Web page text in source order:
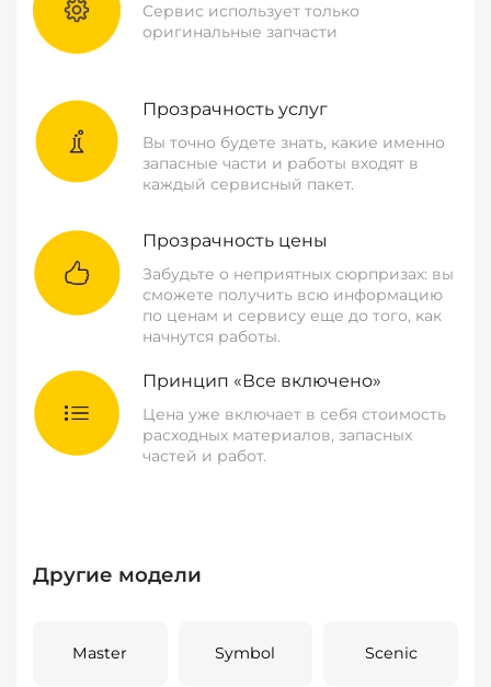
Сервис использует только
оригинальные запчасти
Прозрачность услуг
Вы точно будете знать, какие именно
запасные части и работы входят в
каждый сервисный пакет.
Прозрачность цены
Забудьте о неприятных сюрпризах: вы
сможете получить всю информацию
по ценам и сервису еще до того, как
начнутся работы.
Принцип «Все включено»
Цена уже включает в себя стоимость
расходных материалов, запасных
частей и работ.
Другие модели
Master Symbol Scenic